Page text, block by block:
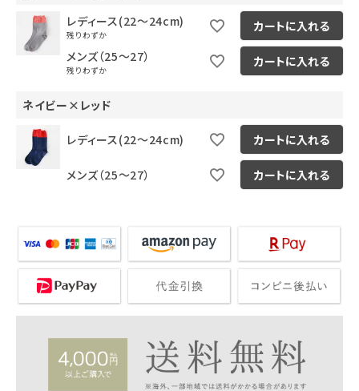
レディース(22～24cm)
残りわずか
カートに入れる
メンズ（25～27）
残りわずか
カートに入れる
ネイビー×レッド
レディース(22～24cm) カートに入れる
メンズ（25～27） カートに入れる